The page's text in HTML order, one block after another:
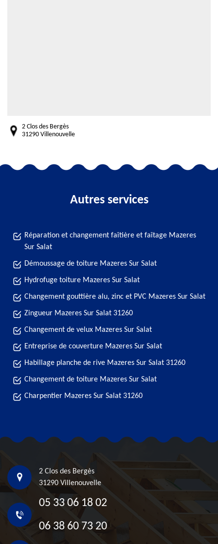
2 Clos des Bergès
31290 Villenouvelle
Autres services
Réparation et changement faîtière et faîtage Mazeres
Sur Salat
Démoussage de toiture Mazeres Sur Salat
Hydrofuge toiture Mazeres Sur Salat
Changement gouttière alu, zinc et PVC Mazeres Sur Salat
Zingueur Mazeres Sur Salat 31260
Changement de velux Mazeres Sur Salat
Entreprise de couverture Mazeres Sur Salat
Habillage planche de rive Mazeres Sur Salat 31260
Changement de toiture Mazeres Sur Salat
Charpentier Mazeres Sur Salat 31260
2 Clos des Bergès
31290 Villenouvelle
05 33 06 18 02
06 38 60 73 20